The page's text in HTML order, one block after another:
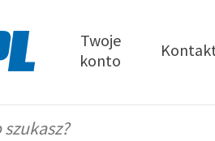
Twoje
konto